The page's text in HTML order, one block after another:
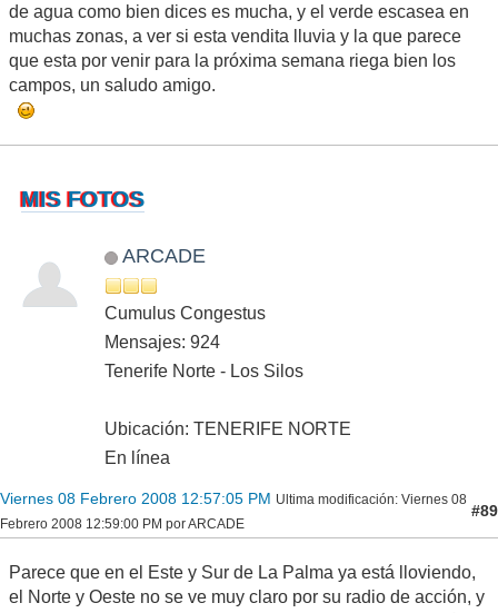
de agua como bien dices es mucha, y el verde escasea en
muchas zonas, a ver si esta vendita lluvia y la que parece
que esta por venir para la próxima semana riega bien los
campos, un saludo amigo.
MIS FOTOS
ARCADE
Cumulus Congestus
Mensajes: 924
Tenerife Norte - Los Silos
Ubicación: TENERIFE NORTE
En línea
Viernes 08 Febrero 2008 12:57:05 PM Ultima modificación: Viernes 08
Febrero 2008 12:59:00 PM por ARCADE
#89
Parece que en el Este y Sur de La Palma ya está lloviendo,
el Norte y Oeste no se ve muy claro por su radio de acción, y